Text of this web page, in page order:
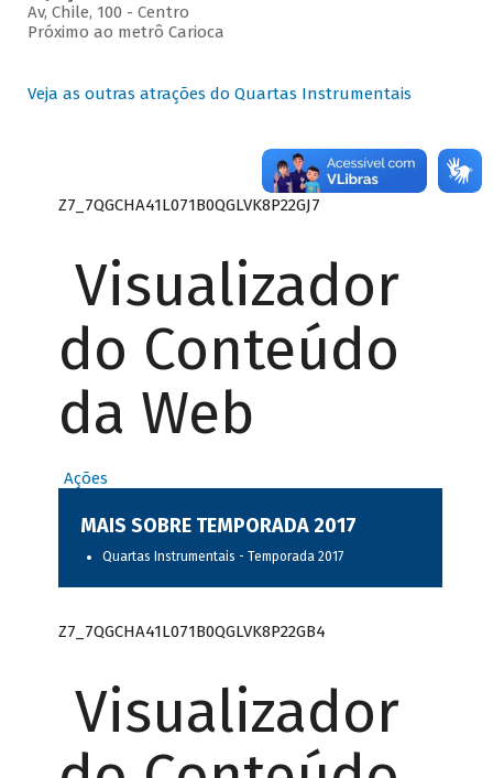
Av, Chile, 100 - Centro
Próximo ao metrô Carioca
Veja as outras atrações do Quartas Instrumentais
Z7_7QGCHA41L071B0QGLVK8P22GJ7
Visualizador
do Conteúdo
da Web
Ações
MAIS SOBRE TEMPORADA 2017
Quartas Instrumentais - Temporada 2017
Z7_7QGCHA41L071B0QGLVK8P22GB4
Visualizador